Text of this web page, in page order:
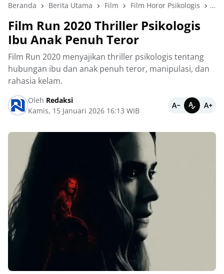
Beranda Berita Utama Film Film Horor Psikologis
Film Run 2020 Thriller Psikologis
Ibu Anak Penuh Teror
Film Run 2020 menyajikan thriller psikologis tentang
hubungan ibu dan anak penuh teror, manipulasi, dan
rahasia kelam.
Oleh Redaksi
Kamis, 15 Januari 2026 16:13 WIB